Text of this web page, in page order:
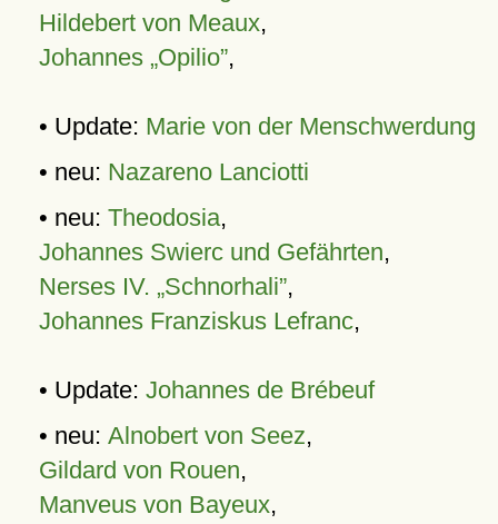
Hildebert von Meaux,
Johannes „Opilio”,
• Update: Marie von der Menschwerdung
• neu: Nazareno Lanciotti
• neu: Theodosia,
Johannes Swierc und Gefährten,
Nerses IV. „Schnorhali”,
Johannes Franziskus Lefranc,
• Update: Johannes de Brébeuf
• neu: Alnobert von Seez,
Gildard von Rouen,
Manveus von Bayeux,